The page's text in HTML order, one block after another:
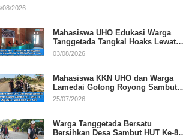
Polri
08/2026
Mahasiswa UHO Edukasi Warga
Tanggetada Tangkal Hoaks Lewat
Program Literasi
03/08/2026
Mahasiswa KKN UHO dan Warga
Lamedai Gotong Royong Sambut
HUT Ke-81 RI
25/07/2026
Warga Tanggetada Bersatu
Bersihkan Desa Sambut HUT Ke-81